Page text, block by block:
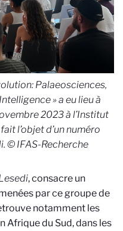
Palaeosciences,
» a eu lieu à
2023 à l’Institut
l’objet d’un numéro
© IFAS-Recherche
, consacre un
par ce groupe de
notamment les
Afrique du Sud, dans les